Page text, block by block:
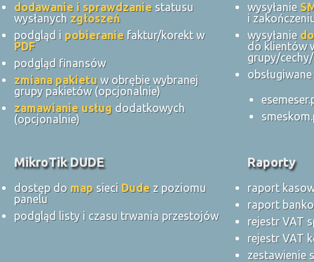
dodawanie i sprawdzanie statusu
wysłanych zgłoszeń
podgląd i pobieranie faktur/korekt w
PDF
podgląd finansów
zmiana pakietu w obrębie wybranej
grupy pakietów (opcjonalnie)
zamawianie usług dodatkowych
(opcjonalnie)
wysyłanie
i
wysyłanie
do klientów
grupy/
MikroTik DUDE
dostęp do map sieci Dude z poziomu
panelu
podgląd listy i czasu trwania przestojów
Raporty
raport
raport
rejestr VAT
rejestr VAT
zestawienie